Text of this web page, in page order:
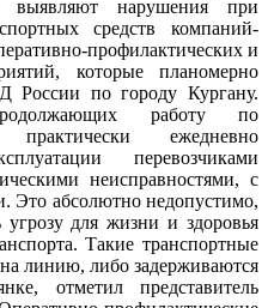
выявляют нарушения при
средств компаний-
профилактических и
которые планомерно
по городу Кургану.
работу по
практически ежедневно
перевозчиками
неисправностями, с
Это абсолютно недопустимо,
угрозу для жизни и здоровья
Такие транспортные
линию, либо задерживаются
отметил представитель